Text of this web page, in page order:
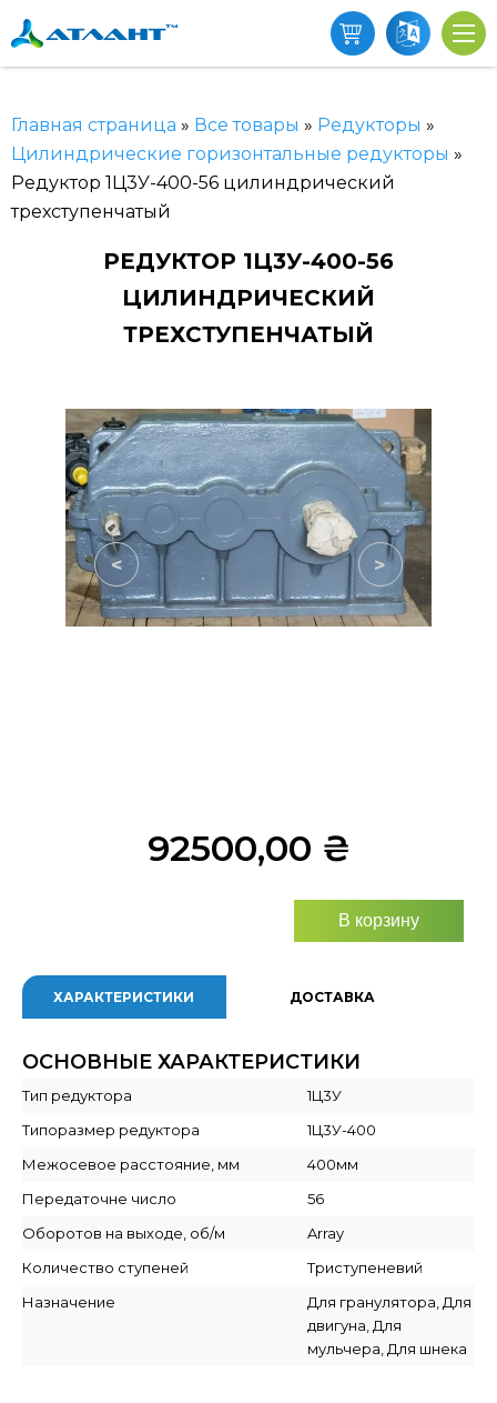
Главная страница » Все товары » Редукторы »
Цилиндрические горизонтальные редукторы »
Редуктор 1Ц3У-400-56 цилиндрический
трехступенчатый
РЕДУКТОР 1Ц3У-400-56
ЦИЛИНДРИЧЕСКИЙ
ТРЕХСТУПЕНЧАТЫЙ
< >
92500,00 ₴
В корзину
ХАРАКТЕРИСТИКИ ДОСТАВКА
ОСНОВНЫЕ ХАРАКТЕРИСТИКИ
Тип редуктора
1Ц3У
Типоразмер редуктора
1Ц3У-400
Межосевое расстояние, мм
400мм
Передаточне число
56
Оборотов на выходе, об/м
Array
Количество ступеней
Триступеневий
Назначение
Для гранулятора, Для
двигуна, Для
мульчера, Для шнека